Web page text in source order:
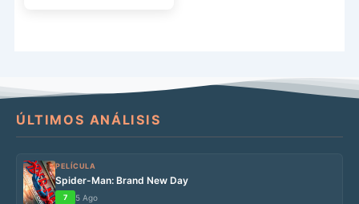
ÚLTIMOS ANÁLISIS
PELÍCULA
Spider-Man: Brand New Day
7 5 Ago